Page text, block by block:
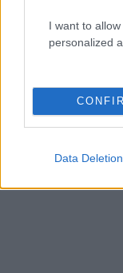
I want to
personalized
Data Deletion
Τάσος
07.08.2026